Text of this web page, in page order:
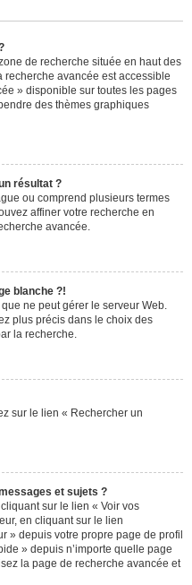
de recherche située en haut des
recherche avancée est accessible
» disponible sur toutes les pages
des thèmes graphiques
résultat ?
ou comprend plusieurs termes
affiner votre recherche en
avancée.
blanche ?!
ne peut gérer le serveur Web.
plus précis dans le choix des
la recherche.
sur le lien « Rechercher un
et sujets ?
sur le lien « Voir vos
en cliquant sur le lien
» depuis votre propre page de profil
» depuis n’importe quelle page
la page de recherche avancée et